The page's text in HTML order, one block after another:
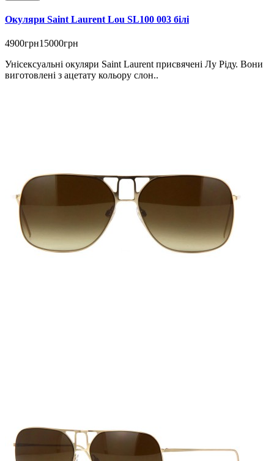
Окуляри Saint Laurent Lou SL100 003 білі
4900грн15000грн
Унісексуальні окуляри Saint Laurent присвячені Лу Ріду. Вони
виготовлені з ацетату кольору слон..